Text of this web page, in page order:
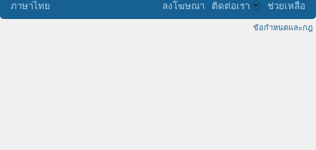
ภาษาไทย ลงโฆษณา ติดต่อเรา ช่วยเหลือ
ข้อกำหนดและกฎ